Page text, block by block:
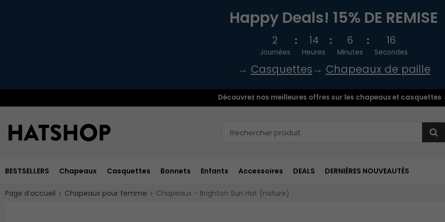
Happy Deals! 15% DE REMISE
2
Journées
14
Heures
6
Minutes
15
Secondes
→ Casquettes→ Chapeaux de paille
Découvrez nos meilleures offres sur les chapeaux et casquettes
BESTSELLERS Chapeaux Casquettes Bonnets Enfants Accessoires DEALS DERNIÈRES NOUVEAUTÉS
Page d’accueil Chapeaux pour femme Chapeaux - Brighton Sun Hat (nature)